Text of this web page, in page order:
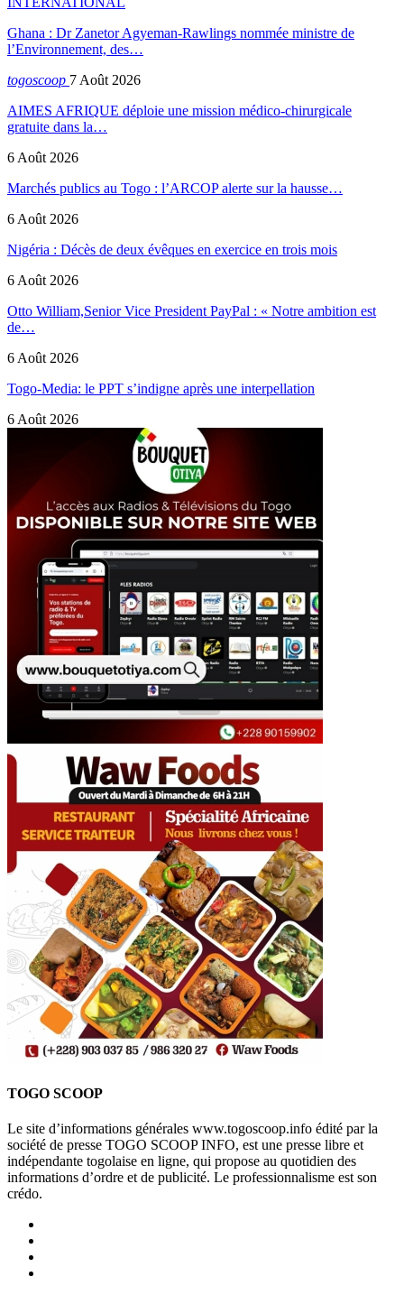
Ghana : Dr Zanetor Agyeman-Rawlings nommée ministre de
l’Environnement, des…
togoscoop 7 Août 2026
AIMES AFRIQUE déploie une mission médico-chirurgicale
gratuite dans la…
6 Août 2026
Marchés publics au Togo : l’ARCOP alerte sur la hausse…
6 Août 2026
Nigéria : Décès de deux évêques en exercice en trois mois
6 Août 2026
Otto William,Senior Vice President PayPal : « Notre ambition est
de…
6 Août 2026
Togo-Media: le PPT s’indigne après une interpellation
6 Août 2026
TOGO SCOOP
Le site d’informations générales www.togoscoop.info édité par la
société de presse TOGO SCOOP INFO, est une presse libre et
indépendante togolaise en ligne, qui propose au quotidien des
informations d’ordre et de publicité. Le professionnalisme est son
crédo.